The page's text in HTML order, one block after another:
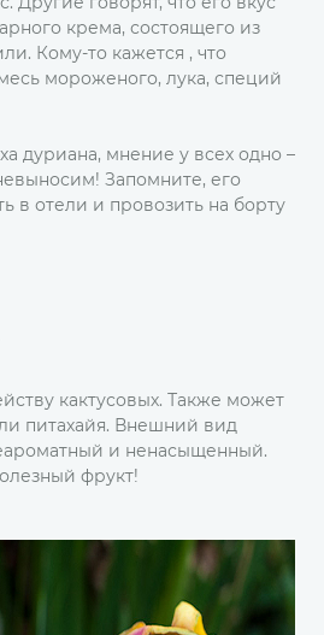
крема, состоящего из
Кому-то кажется , что
мороженого, лука, специй
дуриана, мнение у всех одно –
Запомните, его
в отели и провозить на борту
кактусовых. Также может
питахайя. Внешний вид
и ненасыщенный.
фрукт!